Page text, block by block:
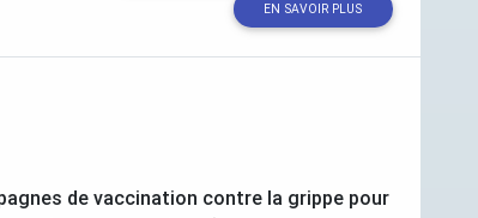
EN SAVOIR PLUS
de vaccination contre la grippe pour